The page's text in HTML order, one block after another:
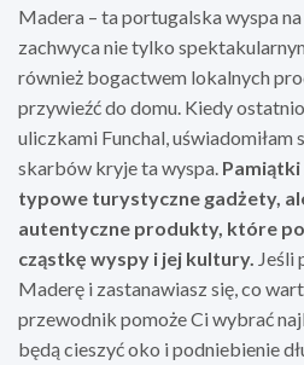
Madera – ta portugalska wyspa
zachwyca nie tylko
również bogactwem lokalnych
przywieźć do domu. Kiedy
uliczkami Funchal, uświadomiłam
skarbów kryje ta wyspa.
typowe turystyczne gadżety,
autentyczne produkty, które
cząstkę wyspy i jej kultury. Jeśli
Maderę i zastanawiasz się, co
przewodnik pomoże Ci wybrać
będą cieszyć oko i podniebienie